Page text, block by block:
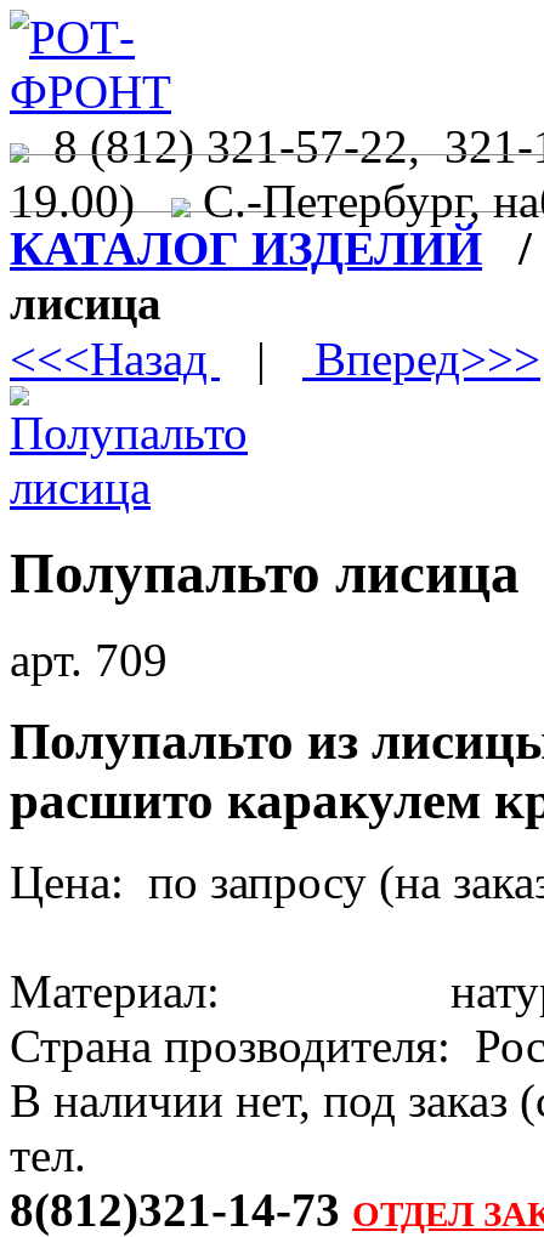
8 (812) 321-57-22,
19.00) С.-Петербург,
КАТАЛОГ ИЗДЕЛИЙ
лисица
<<<Назад
| Вперед>>>
Полупальто лисица
арт. 709
Полупальто из
расшито каракулем
Цена: по запросу (на
Материал:
Страна прозводителя:
В наличии нет, под заказ
тел.
8(812)321-14-73 ОТДЕЛ